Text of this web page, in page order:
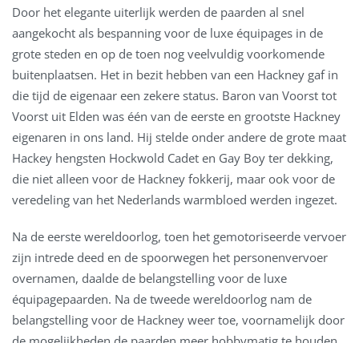
Door het elegante uiterlijk werden de paarden al snel
aangekocht als bespanning voor de luxe équipages in de
grote steden en op de toen nog veelvuldig voorkomende
buitenplaatsen. Het in bezit hebben van een Hackney gaf in
die tijd de eigenaar een zekere status. Baron van Voorst tot
Voorst uit Elden was één van de eerste en grootste Hackney
eigenaren in ons land. Hij stelde onder andere de grote maat
Hackey hengsten Hockwold Cadet en Gay Boy ter dekking,
die niet alleen voor de Hackney fokkerij, maar ook voor de
veredeling van het Nederlands warmbloed werden ingezet.
Na de eerste wereldoorlog, toen het gemotoriseerde vervoer
zijn intrede deed en de spoorwegen het personenvervoer
overnamen, daalde de belangstelling voor de luxe
équipagepaarden. Na de tweede wereldoorlog nam de
belangstelling voor de Hackney weer toe, voornamelijk door